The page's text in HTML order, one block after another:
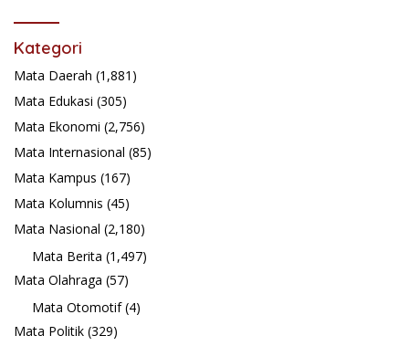
Kategori
Mata Daerah (1,881)
Mata Edukasi (305)
Mata Ekonomi (2,756)
Mata Internasional (85)
Mata Kampus (167)
Mata Kolumnis (45)
Mata Nasional (2,180)
Mata Berita (1,497)
Mata Olahraga (57)
Mata Otomotif(4)
Mata Politik (329)